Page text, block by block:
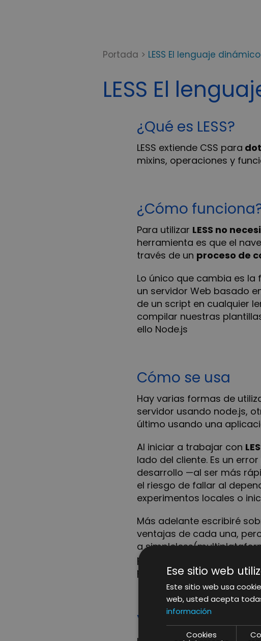
Portada > LESS El lenguaje
LESS El
¿Qué es LESS?
LESS extiende CSS para
mixins, operaciones y
¿Cómo
Para utilizar LESS no
herramienta es que el
través de un proceso de
Lo único que cambia es
un servidor Web basado
de un script en cualquier
compilar nuestras
ello Node.js
Cómo se usa
Hay varias formas de
servidor usando node.js,
último usando una
Al iniciar a trabajar con
lado del cliente. Es un
desarrollo —al ser más
el riesgo de fallar al
experimentos locales o
Más adelante escribiré
ventajas de cada una,
a
pueden recurrir a
permitiendo generar
Variables
Ese sitio web
Este sitio web usa
web, usted acepta
información
Cookies